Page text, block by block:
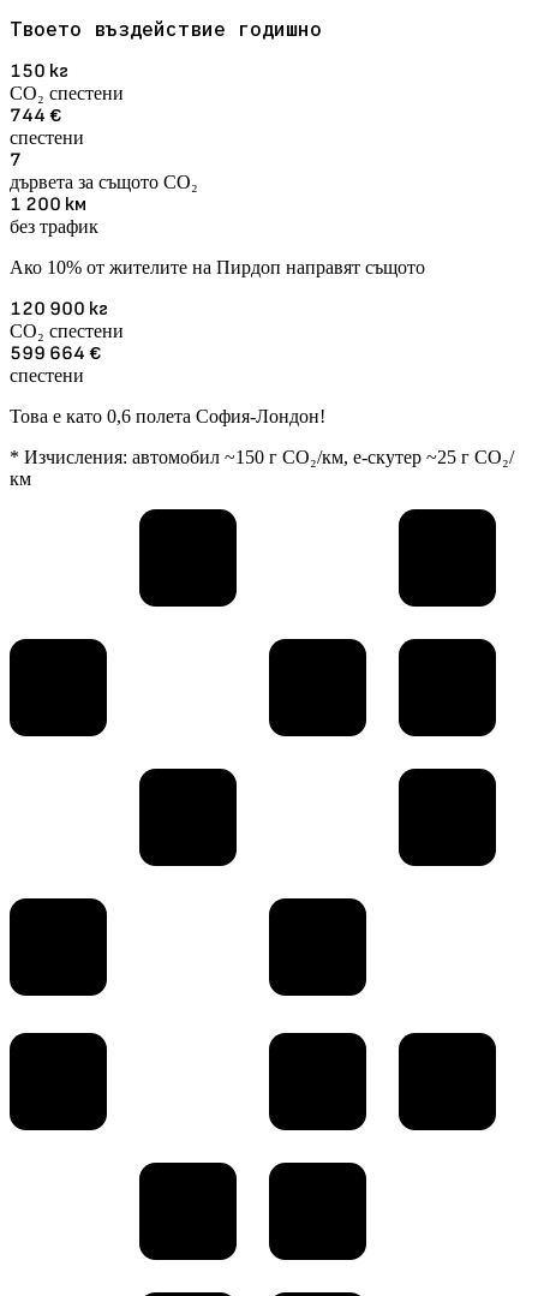
Твоето въздействие годишно
150 кг
CO₂ спестени
744 €
спестени
7
дървета за същото CO₂
1 200 км
без трафик
Ако 10% от жителите на Пирдоп направят същото
120 900 кг
CO₂ спестени
599 664 €
спестени
Това е като 0,6 полета София-Лондон!
* Изчисления: автомобил ~150 г CO₂/км, е-скутер ~25 г CO₂/
км